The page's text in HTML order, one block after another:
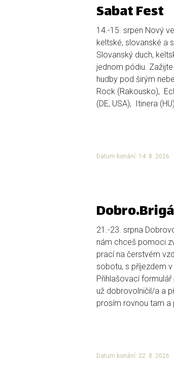
Sabat Fest
14.-15. srpen Nový
keltské, slovanské a
Slovanský duch,
jednom pódiu.
hudby pod širým
Rock (Rakousko),
(DE, USA), Itinera
Datum konání: 14. 8. 2026
21.-23. srpna
nám chceš pomoci
prací na čerstvém
sobotu, s příjezdem
Přihlašovací formulář
už dobrovolničil/a a
prosím rovnou tam a
Datum konání: 22. 8. 2026